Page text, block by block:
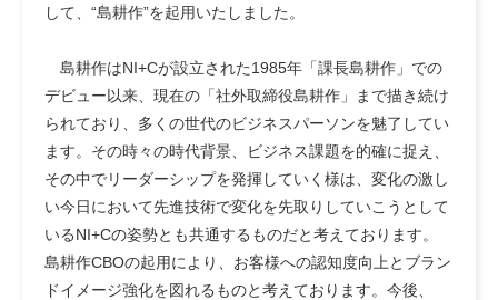
して、“島耕作”を起用いたしました。
島耕作はNI+Cが設立された1985年「課長島耕作」での
デビュー以来、現在の「社外取締役島耕作」まで描き続け
られており、多くの世代のビジネスパーソンを魅了してい
ます。その時々の時代背景、ビジネス課題を的確に捉え、
その中でリーダーシップを発揮していく様は、変化の激し
い今日において先進技術で変化を先取りしていこうとして
いるNI+Cの姿勢とも共通するものだと考えております。
島耕作CBOの起用により、お客様への認知度向上とブラン
ドイメージ強化を図れるものと考えております。今後、